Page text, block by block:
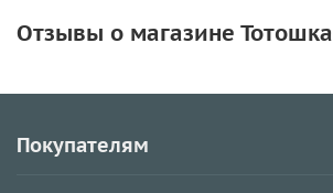
Отзывы о магазине Тотошка
Покупателям